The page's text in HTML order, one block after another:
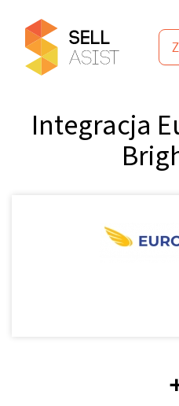
Integracja